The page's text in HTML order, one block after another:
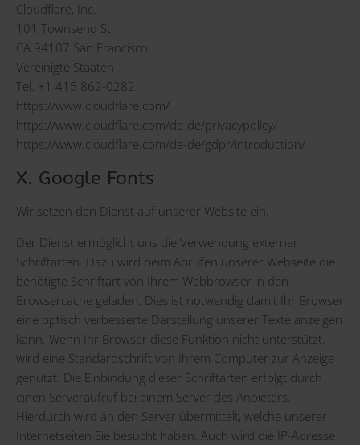
Cloudflare, Inc.
101 Townsend St.
CA 94107 San Francisco
Vereinigte Staaten
Tel. +1 415 862-0282
https://www.cloudflare.com/
https://www.cloudflare.com/de-de/privacypolicy/
https://www.cloudflare.com/de-de/gdpr/introduction/
X. Google Fonts
Wir setzen den Dienst auf unserer Website ein.
Der Dienst ermöglicht uns die Verwendung externer
Schriftarten. Dazu wird beim Abrufen unserer Webseite die
benötigte Schriftart von Ihrem Webbrowser in den
Browsercache geladen. Dies ist notwendig damit Ihr Browser
eine optisch verbesserte Darstellung unserer Texte anzeigen
kann. Wenn Ihr Browser diese Funktion nicht unterstützt,
wird eine Standardschrift von Ihrem Computer zur Anzeige
genutzt. Die Einbindung dieser Schriftarten erfolgt durch
einen Serveraufruf bei einem Server des Anbieters.
Hierdurch wird an den Server übermittelt, welche unserer
Internetseiten Sie besucht haben. Auch wird die IP-Adresse